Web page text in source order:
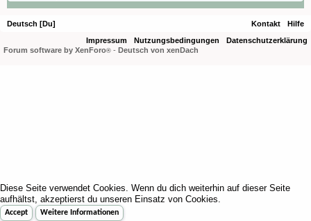
Deutsch [Du] Kontakt
Hilfe
Impressum
Nutzungsbedingungen
Datenschutzerklärung
Forum software by XenForo® - Deutsch von xenDach
Diese Seite verwendet Cookies. Wenn du dich weiterhin auf dieser Seite
aufhältst, akzeptierst du unseren Einsatz von Cookies.
Accept Weitere Informationen